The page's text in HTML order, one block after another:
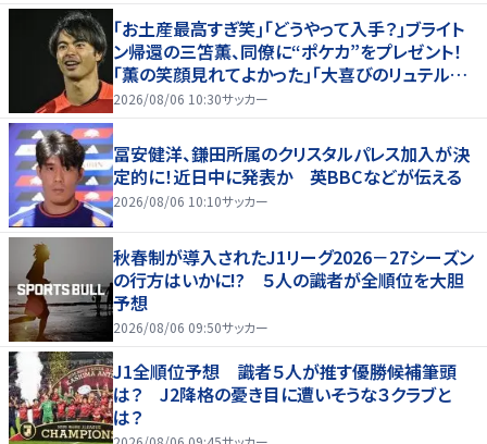
｢お土産最高すぎ笑｣｢どうやって入手？｣ブライト
ン帰還の三笘薫、同僚に“ポケカ”をプレゼント！
｢薫の笑顔見れてよかった｣｢大喜びのリュテル可
愛すぎ｣
2026/08/06 10:30サッカー
冨安健洋、鎌田所属のクリスタルパレス加入が決
定的に！近日中に発表か 英BBCなどが伝える
2026/08/06 10:10サッカー
秋春制が導入されたJ1リーグ2026－27シーズン
の行方はいかに!? ５人の識者が全順位を大胆
予想
2026/08/06 09:50サッカー
J1全順位予想 識者５人が推す優勝候補筆頭
は？ J2降格の憂き目に遭いそうな３クラブと
は？